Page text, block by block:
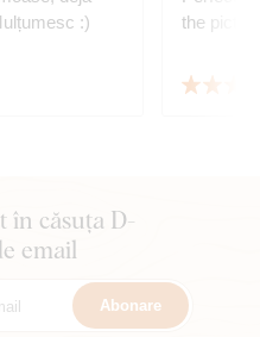
:)
the
în căsuța D-
email
Abonare